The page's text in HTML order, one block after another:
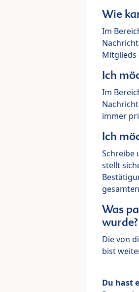
Wie
Im
Mitglieds
Ich
Im
immer
Ich
Schreibe
stellt
Was
wurde?
Die von
bist
Du hast